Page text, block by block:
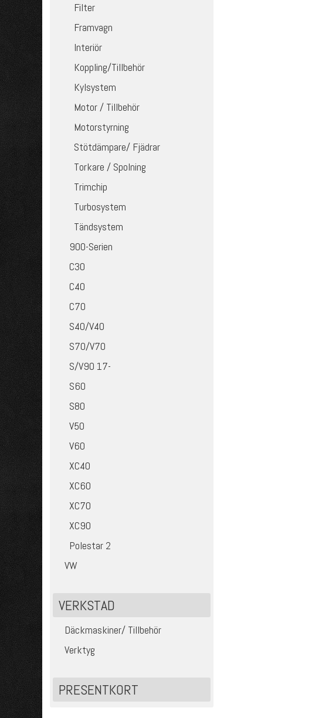
Filter
Framvagn
Interiör
Koppling/Tillbehör
Kylsystem
Motor / Tillbehör
Motorstyrning
Stötdämpare/ Fjädrar
Torkare / Spolning
Trimchip
Turbosystem
Tändsystem
900-Serien
C30
C40
C70
S40/V40
S70/V70
S/V90 17-
S60
S80
V50
V60
XC40
XC60
XC70
XC90
Polestar 2
VW
VERKSTAD
Däckmaskiner/ Tillbehör
Verktyg
PRESENTKORT